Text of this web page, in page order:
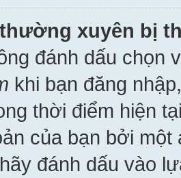
xuyên bị
đánh dấu chọn
khi bạn đăng
thời điểm hiện
của bạn bởi
đánh dấu vào